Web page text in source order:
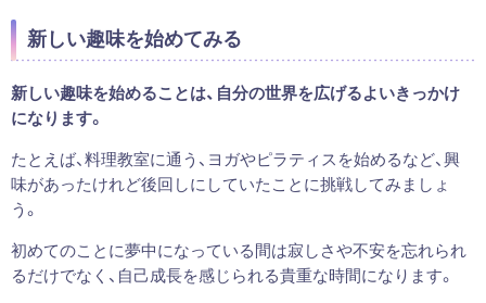
新しい趣味を始めてみる
新しい趣味を始めることは、自分の世界を広げるよいきっかけ
になります。
たとえば、料理教室に通う、ヨガやピラティスを始めるなど、興
味があったけれど後回しにしていたことに挑戦してみましょ
う。
初めてのことに夢中になっている間は寂しさや不安を忘れられ
るだけでなく、自己成長を感じられる貴重な時間になります。